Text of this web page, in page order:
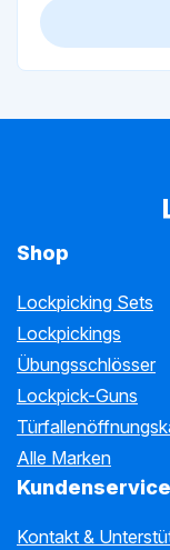
Shop
Lockpicking Sets
Lockpickings
Übungsschlösser
Lockpick-Guns
Alle Marken
Kundenservice
Kontakt &